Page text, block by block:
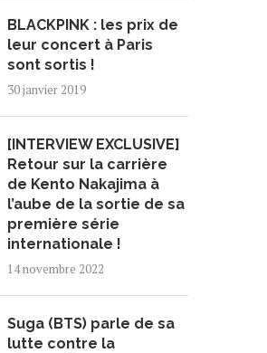
BLACKPINK : les prix de
leur concert à Paris
sont sortis !
30 janvier 2019
[INTERVIEW EXCLUSIVE]
Retour sur la carrière
de Kento Nakajima à
l’aube de la sortie de sa
première série
internationale !
14 novembre 2022
Suga (BTS) parle de sa
lutte contre la